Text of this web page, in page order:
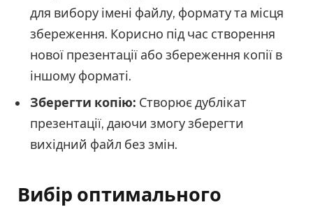
для вибору імені файлу, формату та місця
збереження. Корисно під час створення
нової презентації або збереження копії в
іншому форматі.
Зберегти копію: Створює дублікат
презентації, даючи змогу зберегти
вихідний файл без змін.
Вибір оптимального